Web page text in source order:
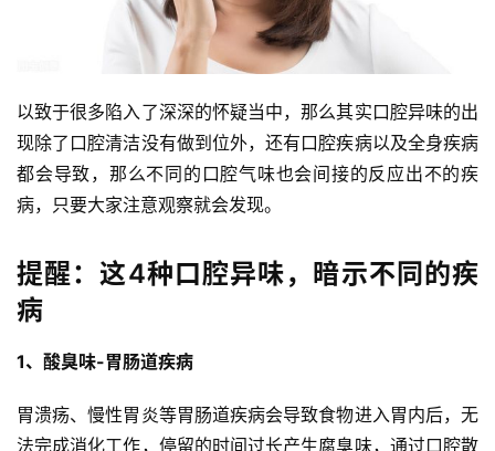
以致于很多陷入了深深的怀疑当中，那么其实口腔异味的出
现除了口腔清洁没有做到位外，还有口腔疾病以及全身疾病
都会导致，那么不同的口腔气味也会间接的反应出不的疾
病，只要大家注意观察就会发现。
提醒：这4种口腔异味，暗示不同的疾
病
1、酸臭味-胃肠道疾病
胃溃疡、慢性胃炎等胃肠道疾病会导致食物进入胃内后，无
法完成消化工作，停留的时间过长产生腐臭味，通过口腔散